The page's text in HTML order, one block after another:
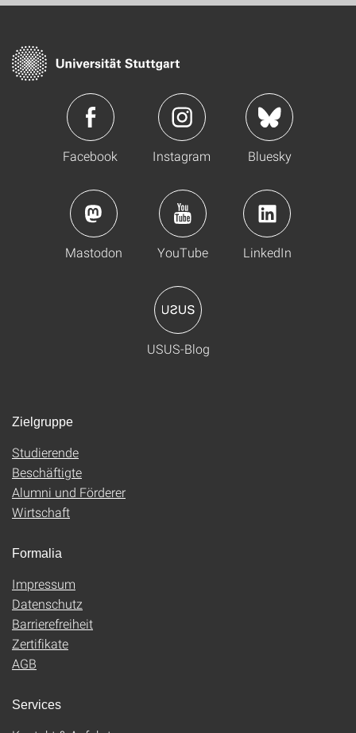
Facebook Instagram Bluesky
Mastodon YouTube LinkedIn
USUS-Blog
Zielgruppe
Studierende
Beschäftigte
Alumni und Förderer
Wirtschaft
Formalia
Impressum
Datenschutz
Barrierefreiheit
Zertifikate
AGB
Services